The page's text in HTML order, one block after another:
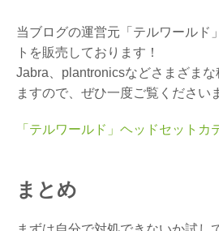
当ブログの運営元「テルワールド
トを販売しております！
Jabra、plantronicsなどさまざまな
ますので、ぜひ一度ご覧ください
「テルワールド」ヘッドセットカ
まとめ